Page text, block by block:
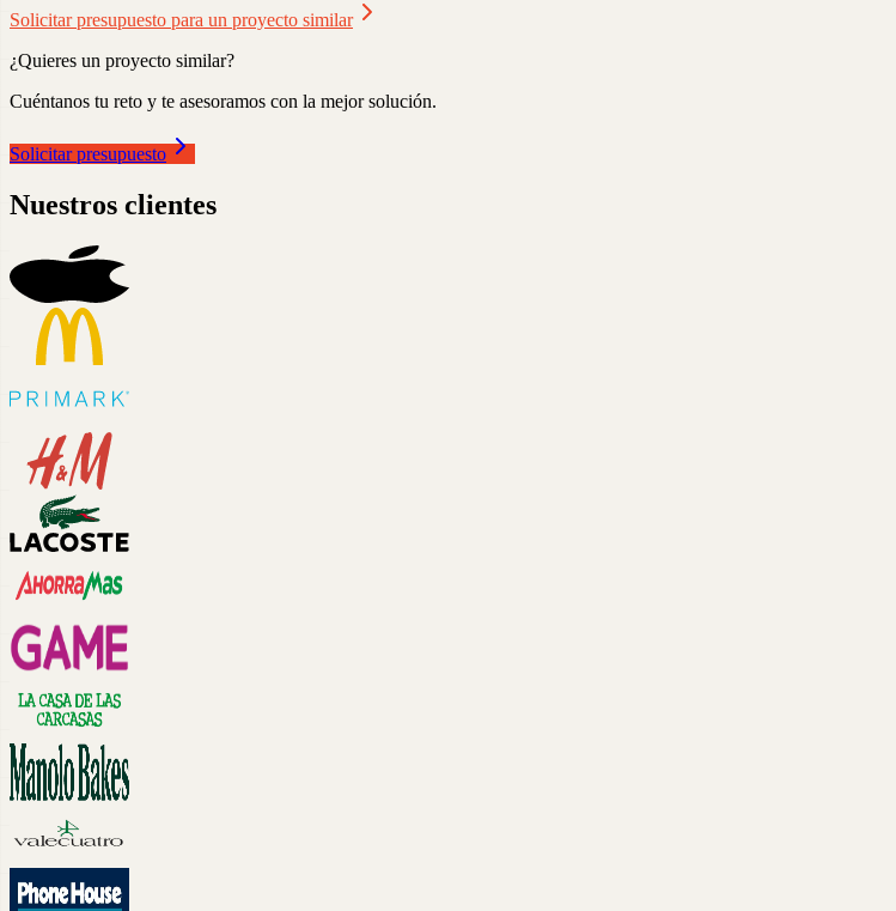
Solicitar presupuesto para un proyecto similar
¿Quieres un proyecto similar?
Cuéntanos tu reto y te asesoramos con la mejor solución.
Solicitar presupuesto
Nuestros clientes